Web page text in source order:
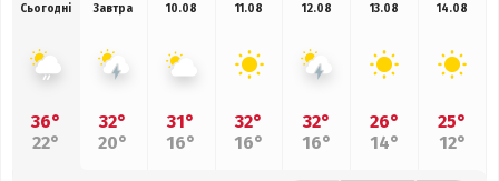
Сьогодні
36°
22°
Завтра
32°
20°
10.08
31°
16°
11.08
32°
16°
12.08
32°
16°
13.08
26°
14°
14.08
25°
12°